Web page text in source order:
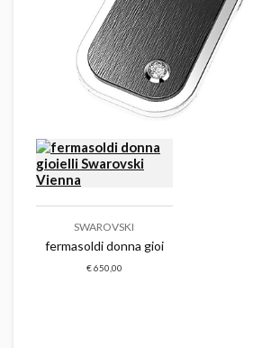
SWAROVSKI
fermasoldi donna gioielli swarovski vienna
€ 650,00